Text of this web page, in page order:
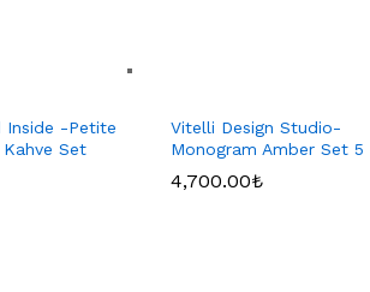
Inside -Petite
Set
Vitelli Design Studio-
Monogram Amber Set 5
4,700.00₺